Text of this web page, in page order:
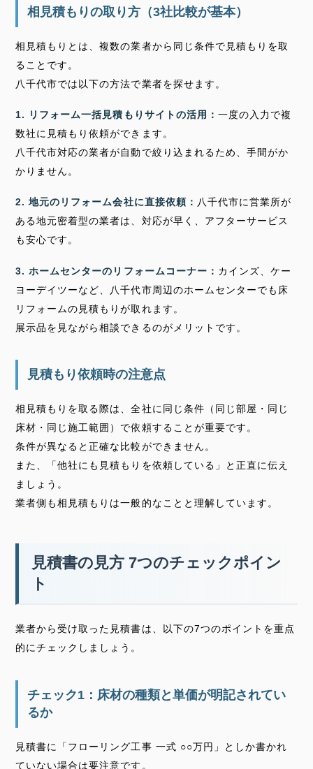
相見積もりの取り方（3社比較が基本）
相見積もりとは、複数の業者から同じ条件で見積もりを取
ることです。
八千代市では以下の方法で業者を探せます。
1. リフォーム一括見積もりサイトの活用： 一度の入力で複
数社に見積もり依頼ができます。
八千代市対応の業者が自動で絞り込まれるため、手間がか
かりません。
2. 地元のリフォーム会社に直接依頼： 八千代市に営業所が
ある地元密着型の業者は、対応が早く、アフターサービス
も安心です。
3. ホームセンターのリフォームコーナー： カインズ、ケー
ヨーデイツーなど、八千代市周辺のホームセンターでも床
リフォームの見積もりが取れます。
展示品を見ながら相談できるのがメリットです。
見積もり依頼時の注意点
相見積もりを取る際は、全社に同じ条件（同じ部屋・同じ
床材・同じ施工範囲）で依頼することが重要です。
条件が異なると正確な比較ができません。
また、「他社にも見積もりを依頼している」と正直に伝え
ましょう。
業者側も相見積もりは一般的なことと理解しています。
見積書の見方 7つのチェックポイン
ト
業者から受け取った見積書は、以下の7つのポイントを重点
的にチェックしましょう。
チェック1：床材の種類と単価が明記されてい
るか
見積書に「フローリング工事 一式 ○○万円」としか書かれ
ていない場合は要注意です。